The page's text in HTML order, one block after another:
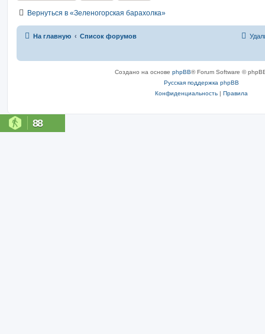
Вернуться в «Зеленогорская барахолка»
На главную Список форумов
Создано на основе phpBB® Forum Software ©
Русская поддержка phpBB
Конфиденциальность | Правила
88